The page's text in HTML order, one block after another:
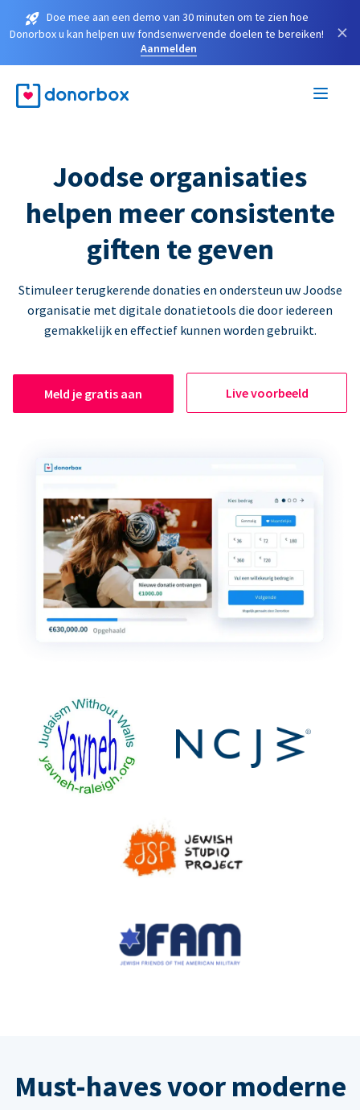
Doe mee aan een demo van 30 minuten om te zien hoe
Donorbox u kan helpen uw fondsenwervende doelen te bereiken!
Aanmelden
×
Joodse organisaties
helpen meer consistente
giften te geven
Stimuleer terugkerende donaties en ondersteun uw Joodse
organisatie met digitale donatietools die door iedereen
gemakkelijk en effectief kunnen worden gebruikt.
Meld je gratis aan Live voorbeeld
Must-haves voor moderne